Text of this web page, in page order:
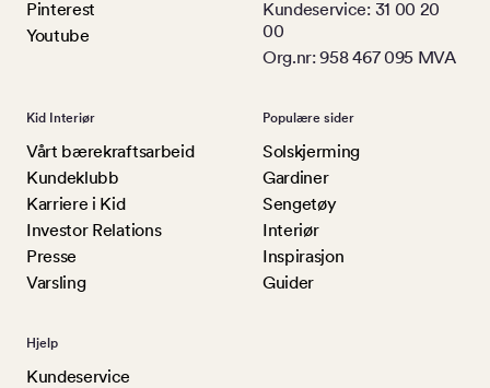
Pinterest
Youtube
Kundeservice: 31 00 20
00
Org.nr: 958 467 095 MVA
Kid Interiør
Vårt bærekraftsarbeid
Kundeklubb
Karriere i Kid
Investor Relations
Presse
Varsling
Populære sider
Solskjerming
Gardiner
Sengetøy
Interiør
Inspirasjon
Guider
Hjelp
Kundeservice